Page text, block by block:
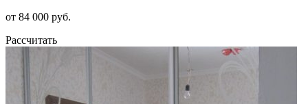
от 84 000 руб.
Рассчитать